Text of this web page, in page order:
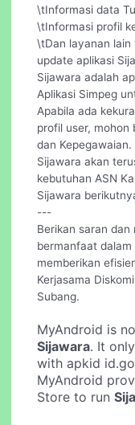
\tInformasi data
\tInformasi profil
\tDan layanan lain
update aplikasi
Sijawara adalah
Aplikasi Simpeg
Apabila ada
profil user, mohon
dan Kepegawaian.
Sijawara akan
kebutuhan ASN
Sijawara
---
Berikan saran
bermanfaat
memberikan
Kerjasama
Subang.
MyAndroid is
Sijawara. It
with apkid
MyAndroid
Store to run